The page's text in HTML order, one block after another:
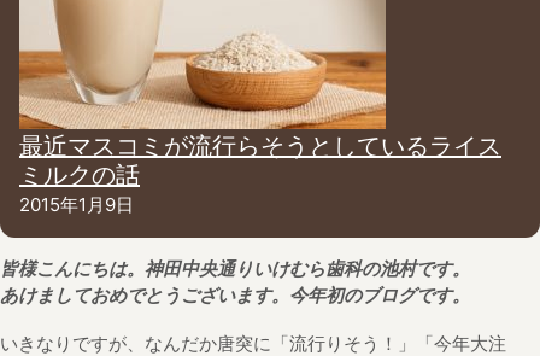
最近マスコミが流行らそうとしているライス
ミルクの話
2015年1月9日
皆様こんにちは。神田中央通りいけむら歯科の池村です。
あけましておめでとうございます。今年初のブログです。
いきなりですが、なんだか唐突に「流行りそう！」「今年大注